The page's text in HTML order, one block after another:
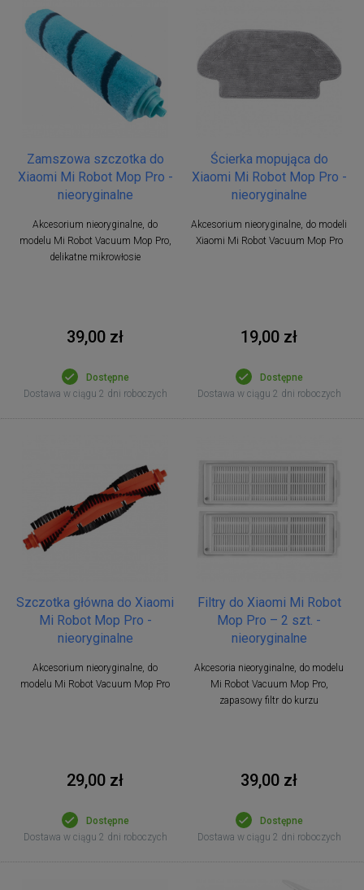
Zamszowa szczotka do
Xiaomi Mi Robot Mop Pro -
nieoryginalne
Akcesorium nieoryginalne, do
modelu Mi Robot Vacuum Mop Pro,
delikatne mikrowłosie
39,00 zł
Dostępne
Dostawa w ciągu 2 dni roboczych
Ścierka mopująca do
Xiaomi Mi Robot Mop Pro -
nieoryginalne
Akcesorium nieoryginalne, do modeli
Xiaomi Mi Robot Vacuum Mop Pro
19,00 zł
Dostępne
Dostawa w ciągu 2 dni roboczych
Szczotka główna do Xiaomi
Mi Robot Mop Pro -
nieoryginalne
Akcesorium nieoryginalne, do
modelu Mi Robot Vacuum Mop Pro
29,00 zł
Dostępne
Dostawa w ciągu 2 dni roboczych
Filtry do Xiaomi Mi Robot
Mop Pro – 2 szt. -
nieoryginalne
Akcesoria nieoryginalne, do modelu
Mi Robot Vacuum Mop Pro,
zapasowy filtr do kurzu
39,00 zł
Dostępne
Dostawa w ciągu 2 dni roboczych